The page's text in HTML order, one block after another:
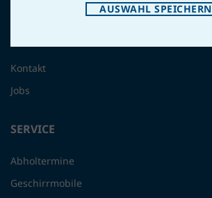
Kontakt
Jobs
SERVICE
Abholtermine
Geschirrmobile
AUSWAHL SPEICHERN